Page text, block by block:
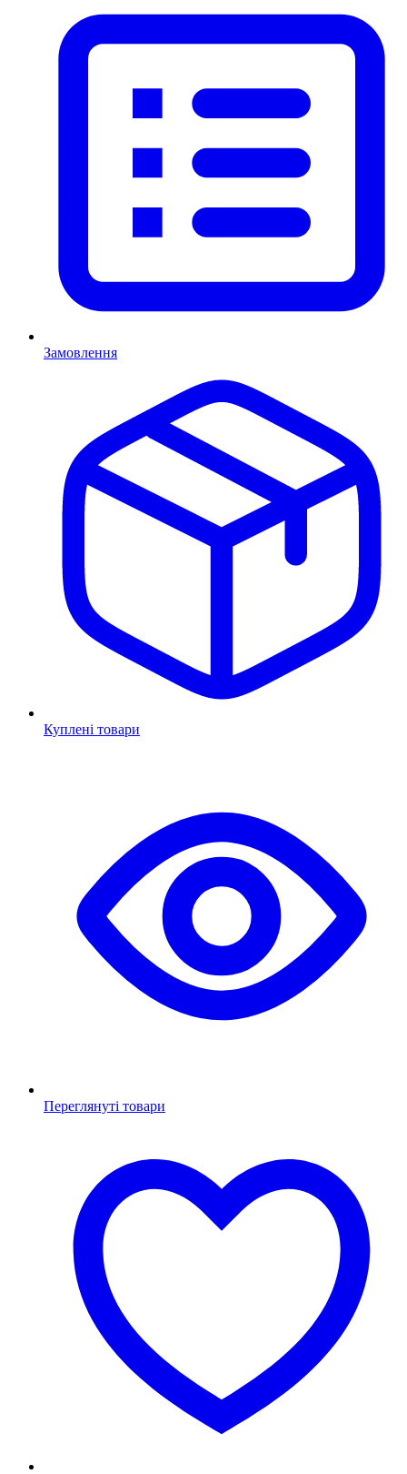
Замовлення
Куплені товари
Переглянуті товари